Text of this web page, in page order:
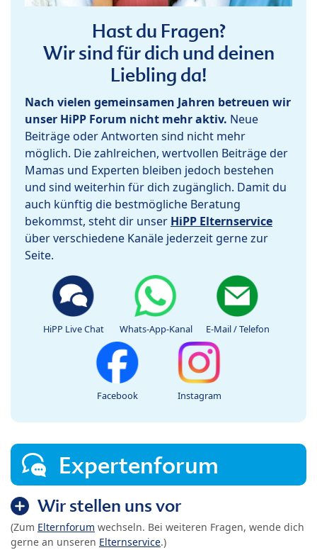
Hast du Fragen?
Wir sind für dich und deinen
Liebling da!
Nach vielen gemeinsamen Jahren betreuen wir
unser HiPP Forum nicht mehr aktiv. Neue
Beiträge oder Antworten sind nicht mehr
möglich. Die zahlreichen, wertvollen Beiträge der
Mamas und Experten bleiben jedoch bestehen
und sind weiterhin für dich zugänglich. Damit du
auch künftig die bestmögliche Beratung
bekommst, steht dir unser HiPP Elternservice
über verschiedene Kanäle jederzeit gerne zur
Seite.
HiPP Live Chat Whats-App-Kanal E-Mail / Telefon
Facebook Instagram
Expertenforum
Wir stellen uns vor
(Zum Elternforum wechseln. Bei weiteren Fragen, wende dich
gerne an unseren Elternservice.)